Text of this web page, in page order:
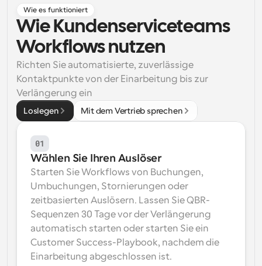
Supercharged Planung mit KI-gestützten Anrufen
Arbeitsabläufe
Automatisieren Sie die Planung und Erinnerungen
Blog
Bleiben Sie auf dem Laufenden über die neuesten
Nachrichten und Updates.
Sofortige Besprechungen
Treffen Sie sich in wenigen Minuten mit Kunden
Dynamische Gruppenlinks
Nahtlos Meetings mit mehreren Personen buchen
Webhooks
Erhalten Sie eine Benachrichtigung, wenn etwas
passiert
Wie es funktioniert
Wie Kundenserviceteams
Workflows nutzen
Richten Sie automatisierte, zuverlässige
Kontaktpunkte von der Einarbeitung bis zur
Verlängerung ein
Loslegen Mit dem Vertrieb sprechen
01
Wählen Sie Ihren Auslöser
Starten Sie Workflows von Buchungen,
Umbuchungen, Stornierungen oder
zeitbasierten Auslösern. Lassen Sie QBR-
Sequenzen 30 Tage vor der Verlängerung
automatisch starten oder starten Sie ein
Customer Success-Playbook, nachdem die
Einarbeitung abgeschlossen ist.